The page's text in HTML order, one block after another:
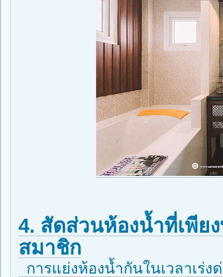
4. สัดส่วนห้องน้ำที่เพีย
สมาชิก
การแย่งห้องน้ำกันในเวลาเร่